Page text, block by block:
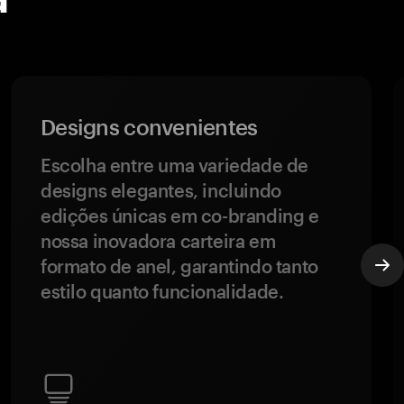
Designs convenientes
Escolha entre uma variedade de
designs elegantes, incluindo
edições únicas em co-branding e
nossa inovadora carteira em
formato de anel, garantindo tanto
estilo quanto funcionalidade.